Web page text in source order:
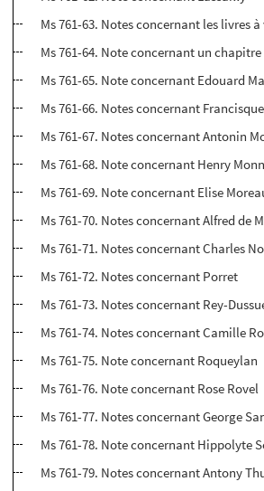
Ms 761-63. Notes concernant les livres
Ms 761-64. Note concernant un
Ms 761-65. Note concernant Edouard
Ms 761-66. Notes concernant
Ms 761-67. Notes concernant Antonin
Ms 761-68. Note concernant Henry
Ms 761-69. Note concernant Elise
Ms 761-70. Notes concernant Alfred de
Ms 761-71. Notes concernant Charles
Ms 761-72. Notes concernant Porret
Ms 761-73. Notes concernant Rey-
Ms 761-74. Notes concernant Camille
Ms 761-75. Note concernant Roqueylan
Ms 761-76. Note concernant Rose Rovel
Ms 761-77. Notes concernant George
Ms 761-78. Note concernant Hippolyte
Ms 761-79. Notes concernant Antony